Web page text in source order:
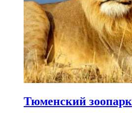
Тюменский зоопарк